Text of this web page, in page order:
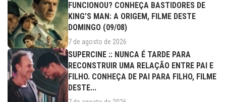
FUNCIONOU? CONHEÇA BASTIDORES DE
KING’S MAN: A ORIGEM, FILME DESTE
DOMINGO (09/08)
7 de agosto de 2026
SUPERCINE :: NUNCA É TARDE PARA
RECONSTRUIR UMA RELAÇÃO ENTRE PAI E
FILHO. CONHEÇA DE PAI PARA FILHO, FILME
DESTE...